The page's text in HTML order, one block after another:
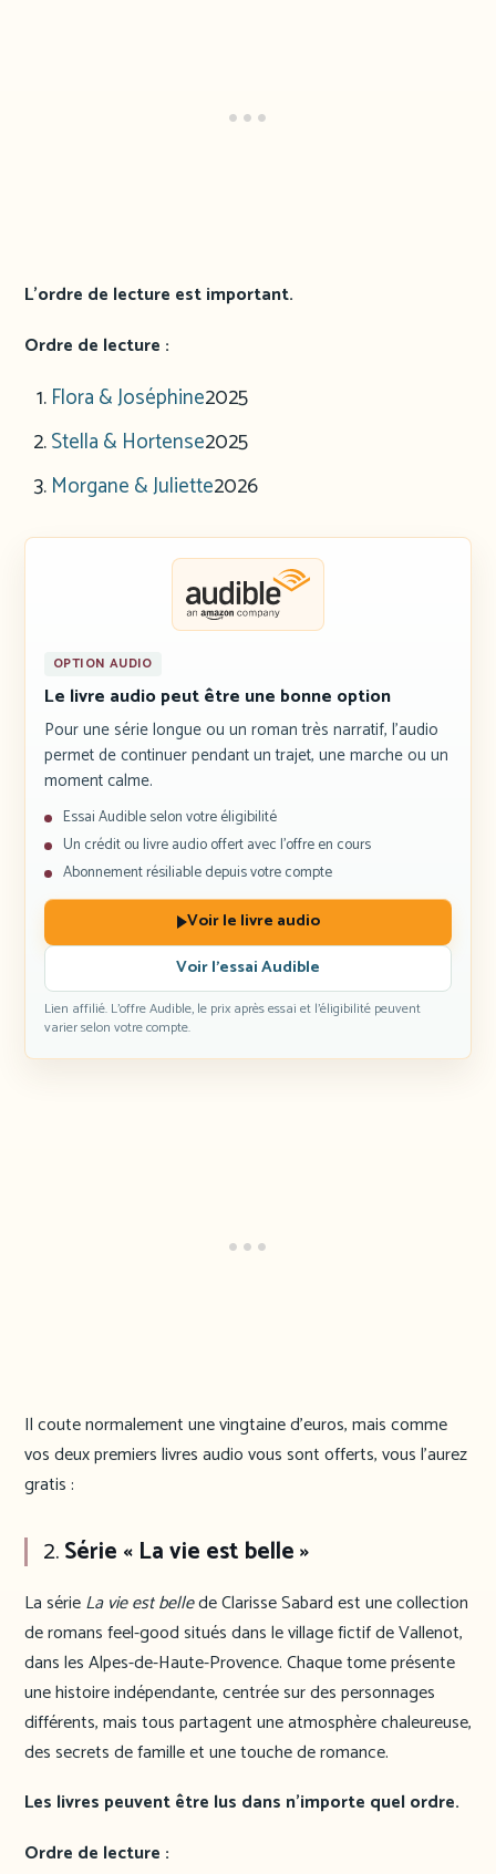
L’ordre de lecture est important.
Ordre de lecture :
Flora & Joséphine2025
Stella & Hortense2025
Morgane & Juliette2026
OPTION AUDIO
Le livre audio peut être une bonne option
Pour une série longue ou un roman très narratif, l’audio
permet de continuer pendant un trajet, une marche ou un
moment calme.
Essai Audible selon votre éligibilité
Un crédit ou livre audio offert avec l’offre en cours
Abonnement résiliable depuis votre compte
Voir le livre audio
Voir l’essai Audible
Lien affilié. L’offre Audible, le prix après essai et l’éligibilité peuvent
varier selon votre compte.
Il coute normalement une vingtaine d’euros, mais comme
vos deux premiers livres audio vous sont offerts, vous l’aurez
gratis :
2.Série « La vie est belle »
La sérieLa vie est bellede Clarisse Sabard est une collection
de romans feel-good situés dans le village fictif de Vallenot,
dans les Alpes-de-Haute-Provence. Chaque tome présente
une histoire indépendante, centrée sur des personnages
différents, mais tous partagent une atmosphère chaleureuse,
des secrets de famille et une touche de romance.
Les livres peuvent être lus dans n’importe quel ordre.
Ordre de lecture :